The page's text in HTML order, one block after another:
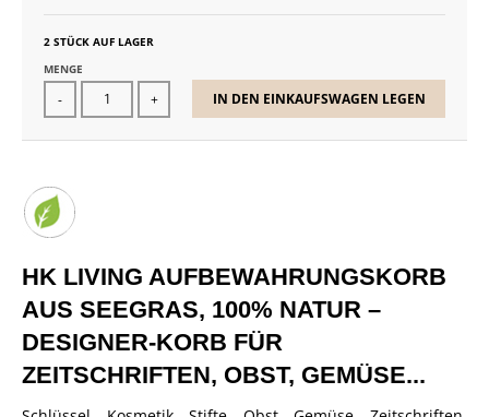
2 STÜCK AUF LAGER
MENGE
- + IN DEN EINKAUFSWAGEN LEGEN
HK LIVING AUFBEWAHRUNGSKORB
AUS SEEGRAS, 100% NATUR –
DESIGNER-KORB FÜR
ZEITSCHRIFTEN, OBST, GEMÜSE...